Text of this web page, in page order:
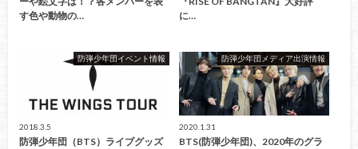
す色や動物の…
に…
防弾少年団イベント情報
2018.3.5
防弾少年団（BTS）ライブグッズ
防弾少年団メディア出演情報
2020.1.31
BTS(防弾少年団)、2020年のグラ